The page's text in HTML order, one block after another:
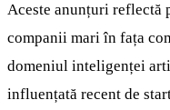
Aceste anunțuri reflectă
companii mari în fața
domeniul inteligenței
influențată recent de